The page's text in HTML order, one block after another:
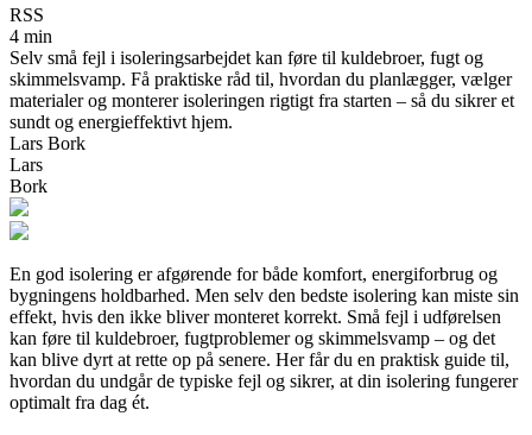
RSS
4 min
Selv små fejl i isoleringsarbejdet kan føre til kuldebroer, fugt og
skimmelsvamp. Få praktiske råd til, hvordan du planlægger, vælger
materialer og monterer isoleringen rigtigt fra starten – så du sikrer et
sundt og energieffektivt hjem.
Lars Bork
Lars
Bork
En god isolering er afgørende for både komfort, energiforbrug og
bygningens holdbarhed. Men selv den bedste isolering kan miste sin
effekt, hvis den ikke bliver monteret korrekt. Små fejl i udførelsen
kan føre til kuldebroer, fugtproblemer og skimmelsvamp – og det
kan blive dyrt at rette op på senere. Her får du en praktisk guide til,
hvordan du undgår de typiske fejl og sikrer, at din isolering fungerer
optimalt fra dag ét.